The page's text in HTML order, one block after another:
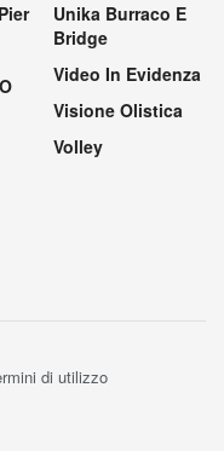
Unika Burraco E
Bridge
Video In Evidenza
Visione Olistica
Volley
di utilizzo